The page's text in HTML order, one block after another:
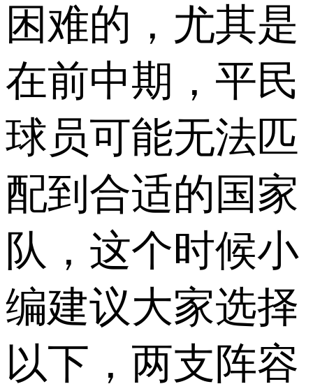
困难的，尤其是
在前中期，平民
球员可能无法匹
配到合适的国家
队，这个时候小
编建议大家选择
以下，两支阵容